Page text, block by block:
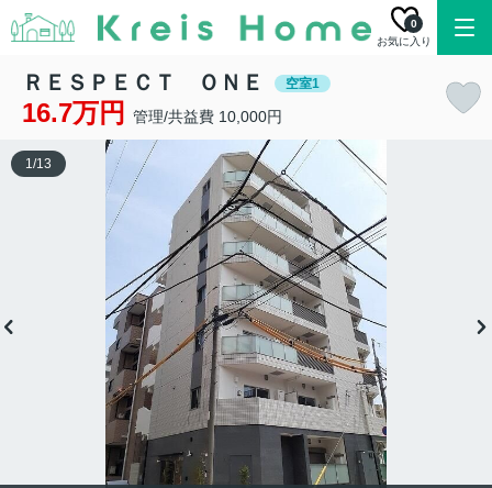
お気に入り
0
ＲＥＳＰＥＣＴ ＯＮＥ 空室1
16.7万円 管理/共益費 10,000円
1/13